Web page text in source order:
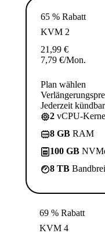
65 % Rabatt
KVM 2
21,99 €
7,79 €/Mon.
Plan wählen
Jederzeit
2 vCPU-Kerne
8 GB RAM
100 GB
8 TB
69 % Rabatt
KVM 4